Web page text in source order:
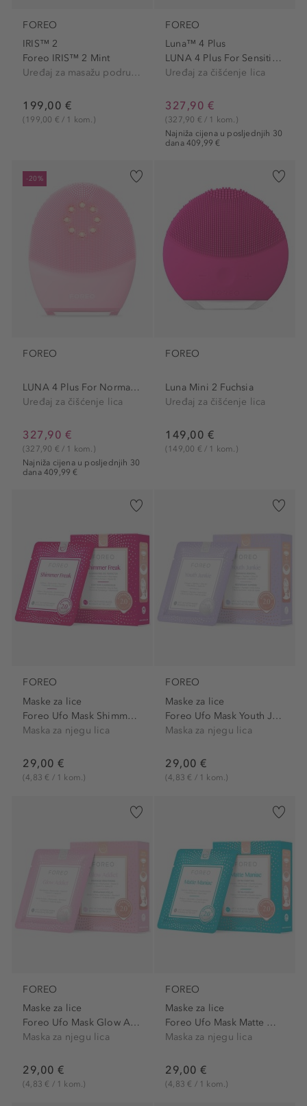
FOREO
IRIS™ 2
Foreo IRIS™ 2 Mint
Uređaj za masažu područja oko očiju
199,00 €
(199,00 € / 1 kom.)
FOREO
Luna™ 4 Plus
LUNA 4 Plus For Sensitive Skin
Uređaj za čišćenje lica
327,90 €
Najniža cijena u posljednjih 30
dana 409,99 €
(327,90 € / 1 kom.)
-20%
FOREO
LUNA 4 Plus For Normal Skin
Uređaj za čišćenje lica
327,90 €
Najniža cijena u posljednjih 30
dana 409,99 €
(327,90 € / 1 kom.)
FOREO
Luna Mini 2 Fuchsia
Uređaj za čišćenje lica
149,00 €
(149,00 € / 1 kom.)
FOREO
Maske za lice
Foreo Ufo Mask Shimmer Freak
Maska za njegu lica
29,00 €
(4,83 € / 1 kom.)
FOREO
Maske za lice
Foreo Ufo Mask Youth Junkie...
Maska za njegu lica
29,00 €
(4,83 € / 1 kom.)
FOREO
Maske za lice
Foreo Ufo Mask Glow Addict 2.0
Maska za njegu lica
29,00 €
(4,83 € / 1 kom.)
FOREO
Maske za lice
Foreo Ufo Mask Matte Maniac...
Maska za njegu lica
29,00 €
(4,83 € / 1 kom.)